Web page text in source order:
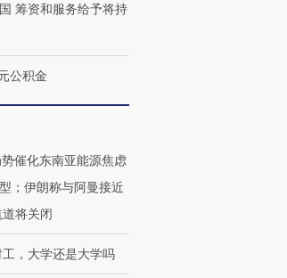
筹资和服务给予将持
公积金
催化东南亚能源焦虑
；伊朗称与阿曼接近
将关闭
，大学还是大学吗